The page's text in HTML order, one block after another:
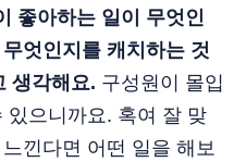
좋아하는 일이 무엇인
엇인지를 캐치하는 것
생각해요. 구성원이 몰입
있으니까요. 혹여 잘 맞
낀다면 어떤 일을 해보